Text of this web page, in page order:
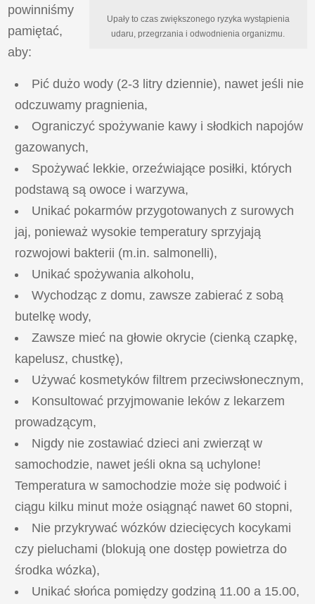
Upały to czas zwiększonego ryzyka wystąpienia
udaru, przegrzania i odwodnienia organizmu.
powinniśmy
pamiętać,
aby:
Pić dużo wody (2-3 litry dziennie), nawet jeśli nie
odczuwamy pragnienia,
Ograniczyć spożywanie kawy i słodkich napojów
gazowanych,
Spożywać lekkie, orzeźwiające posiłki, których
podstawą są owoce i warzywa,
Unikać pokarmów przygotowanych z surowych
jaj, ponieważ wysokie temperatury sprzyjają
rozwojowi bakterii (m.in. salmonelli),
Unikać spożywania alkoholu,
Wychodząc z domu, zawsze zabierać z sobą
butelkę wody,
Zawsze mieć na głowie okrycie (cienką czapkę,
kapelusz, chustkę),
Używać kosmetyków filtrem przeciwsłonecznym,
Konsultować przyjmowanie leków z lekarzem
prowadzącym,
Nigdy nie zostawiać dzieci ani zwierząt w
samochodzie, nawet jeśli okna są uchylone!
Temperatura w samochodzie może się podwoić i
ciągu kilku minut może osiągnąć nawet 60 stopni,
Nie przykrywać wózków dziecięcych kocykami
czy pieluchami (blokują one dostęp powietrza do
środka wózka),
Unikać słońca pomiędzy godziną 11.00 a 15.00,